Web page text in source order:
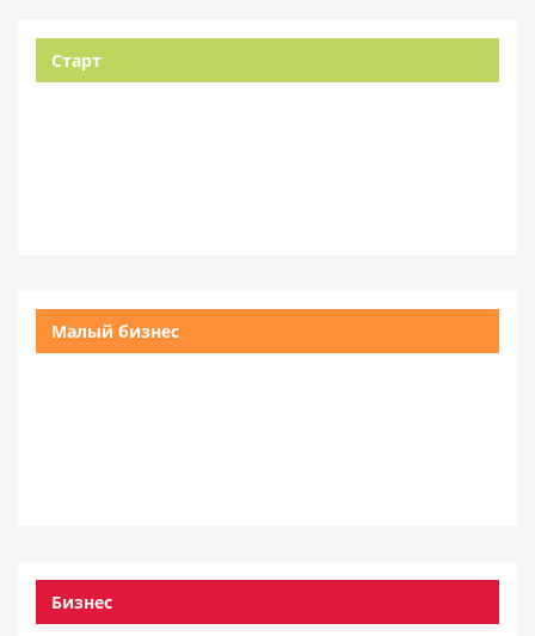
Старт
Малый бизнес
Бизнес